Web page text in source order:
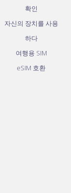
확인
자신의 장치를 사용
하다
여행용 SIM
eSIM 호환